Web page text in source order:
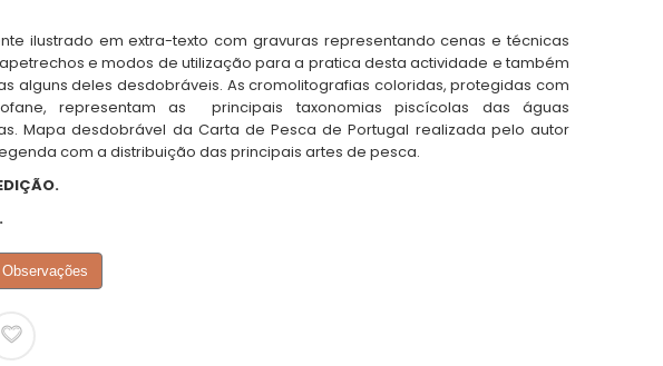
ilustrado em extra-texto com gravuras representando cenas e técnicas
e modos de utilização para a pratica desta actividade e também
alguns deles desdobráveis. As cromolitografias coloridas, protegidas com
representam as principais taxonomias piscícolas das águas
Mapa desdobrável da Carta de Pesca de Portugal realizada pelo autor
com a distribuição das principais artes de pesca.